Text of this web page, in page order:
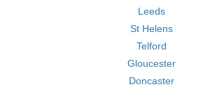
Leeds
St Helens
Telford
Gloucester
Doncaster